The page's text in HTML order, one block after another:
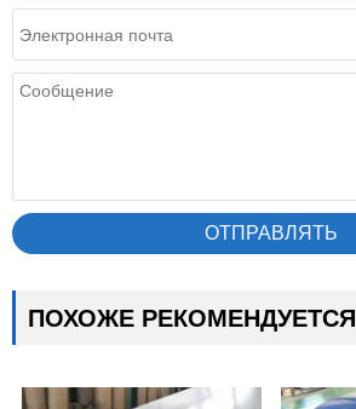
ОТПРАВЛЯТЬ
ПОХОЖЕ РЕКОМЕНДУЕТСЯ